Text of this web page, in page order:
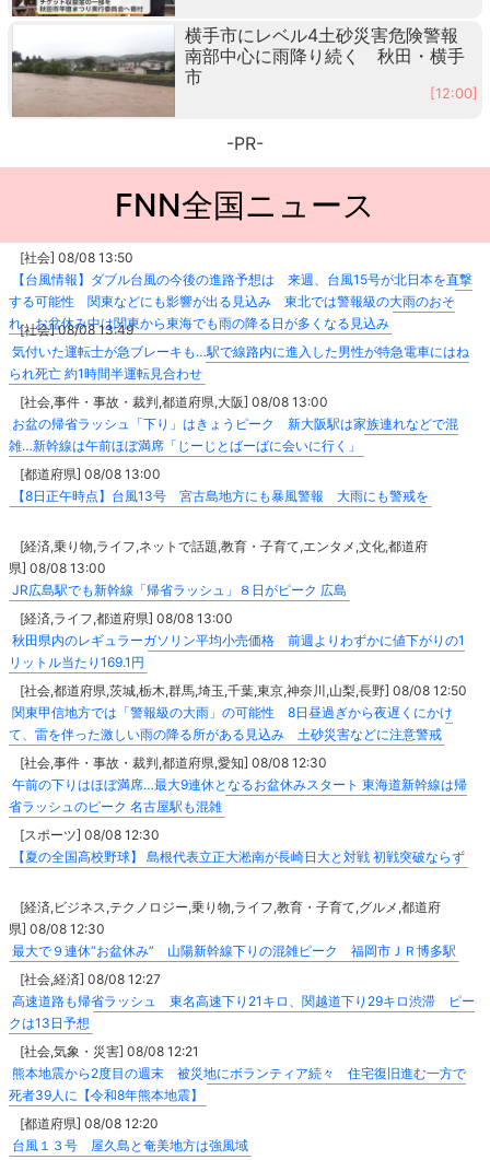
横手市にレベル4土砂災害危険警報
南部中心に雨降り続く 秋田・横手
市
[12:00]
-PR-
FNN全国ニュース
[社会] 08/08 13:50
【台風情報】ダブル台風の今後の進路予想は 来週、台風15号が北日本を直撃
する可能性 関東などにも影響が出る見込み 東北では警報級の大雨のおそ
れ お盆休み中は関東から東海でも雨の降る日が多くなる見込み
[社会] 08/08 13:49
気付いた運転士が急ブレーキも…駅で線路内に進入した男性が特急電車にはね
られ死亡 約1時間半運転見合わせ
[社会,事件・事故・裁判,都道府県,大阪] 08/08 13:00
お盆の帰省ラッシュ「下り」はきょうピーク 新大阪駅は家族連れなどで混
雑…新幹線は午前ほぼ満席「じーじとばーばに会いに行く」
[都道府県] 08/08 13:00
【8日正午時点】台風13号 宮古島地方にも暴風警報 大雨にも警戒を
[経済,乗り物,ライフ,ネットで話題,教育・子育て,エンタメ,文化,都道府
県] 08/08 13:00
JR広島駅でも新幹線「帰省ラッシュ」８日がピーク 広島
[経済,ライフ,都道府県] 08/08 13:00
秋田県内のレギュラーガソリン平均小売価格 前週よりわずかに値下がりの1
リットル当たり169.1円
[社会,都道府県,茨城,栃木,群馬,埼玉,千葉,東京,神奈川,山梨,長野] 08/08 12:50
関東甲信地方では「警報級の大雨」の可能性 8日昼過ぎから夜遅くにかけ
て、雷を伴った激しい雨の降る所がある見込み 土砂災害などに注意警戒
[社会,事件・事故・裁判,都道府県,愛知] 08/08 12:30
午前の下りはほぼ満席…最大9連休となるお盆休みスタート 東海道新幹線は帰
省ラッシュのピーク 名古屋駅も混雑
[スポーツ] 08/08 12:30
【夏の全国高校野球】 島根代表立正大淞南が長崎日大と対戦 初戦突破ならず
[経済,ビジネス,テクノロジー,乗り物,ライフ,教育・子育て,グルメ,都道府
県] 08/08 12:30
最大で９連休“お盆休み” 山陽新幹線下りの混雑ピーク 福岡市ＪＲ博多駅
[社会,経済] 08/08 12:27
高速道路も帰省ラッシュ 東名高速下り21キロ、関越道下り29キロ渋滞 ピー
クは13日予想
[社会,気象・災害] 08/08 12:21
熊本地震から2度目の週末 被災地にボランティア続々 住宅復旧進む一方で
死者39人に【令和8年熊本地震】
[都道府県] 08/08 12:20
台風１３号 屋久島と奄美地方は強風域